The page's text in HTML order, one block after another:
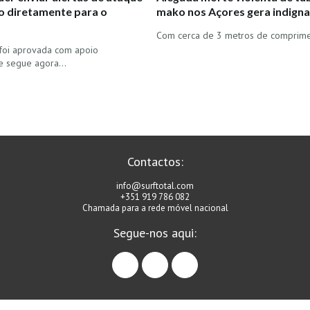
diretamente para o
foi aprovada com apoio
segue agora…
mako nos Açores gera
Com cerca de 3 metros de
Contactos:
info@surftotal.com
+351 919 786 082
Chamada para a rede móvel nacional
Segue-nos aqui:
facebookinstagramlinkedin